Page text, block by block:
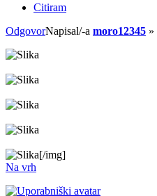
Citiram
OdgovorNapisal/-a moro12345 »
[/img]
Na vrh